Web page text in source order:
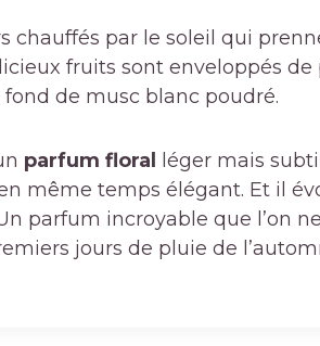
chauffés par le soleil qui
fruits sont enveloppés de
de musc blanc poudré.
parfum floral
léger mais
même temps élégant. Et il
parfum incroyable que l’on
jours de pluie de